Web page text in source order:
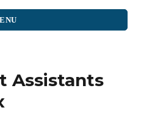
Assistants